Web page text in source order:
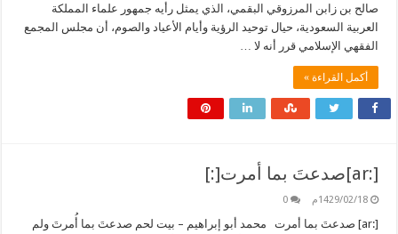
صالح بن زابن المرزوقي البقمي، الذي يمثل رأيه جمهور علماء المملكة
العربية السعودية، حيال توحيد الرؤية وأيام الأعياد والصوم، أن مجلس المجمع
الفقهي الإسلامي قرر أنه لا …
أكمل القراءة »
[:ar]صدعتَ بما أمرت[:]
1429/02/18م 0
[:ar] صدعتَ بما أمرت محمد أبو إبراهيم – بيت لحم صدعتَ بما أُمرتَ ولم